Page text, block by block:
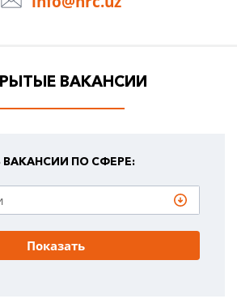
ВАКАНСИИ
ПО СФЕРЕ:
Показать